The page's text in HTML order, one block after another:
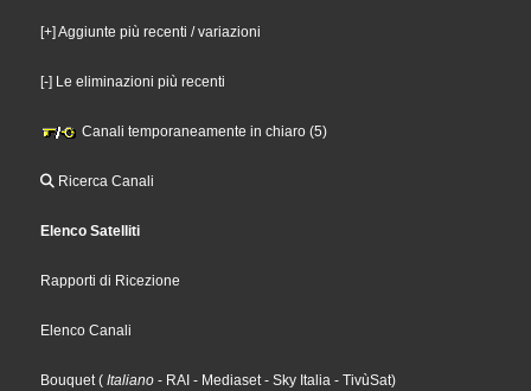
[+] Aggiunte più recenti / variazioni
[-] Le eliminazioni più recenti
Canali temporaneamente in chiaro (5)
Ricerca Canali
Elenco Satelliti
Rapporti di Ricezione
Elenco Canali
Bouquet( Italiano - RAI - Mediaset- Sky Italia - TivùSat)